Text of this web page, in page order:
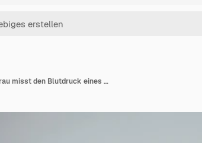
Gesundheitsversorgung bei der Empfängnis Frau misst den Blutdruck eines Mannes